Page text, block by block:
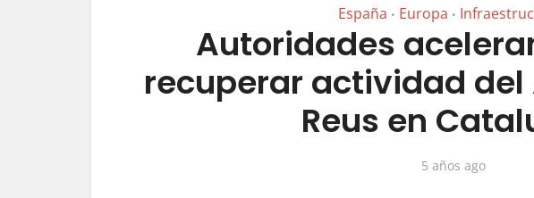
España • Europa •
Autoridades
recuperar actividad del
Reus en
5 años ago